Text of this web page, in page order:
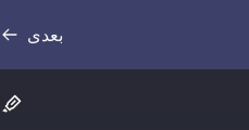
بعدی
رونوشت